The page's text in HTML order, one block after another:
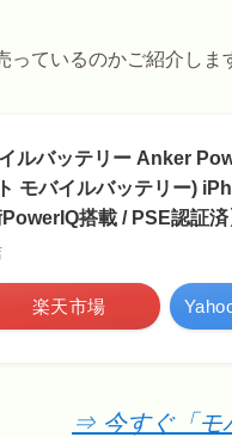
ているのかご紹介しま
イルバッテリー Anker
モバイルバッテリー)
搭載 / PSE認証
楽天市場
⇒ 今すぐ「モ